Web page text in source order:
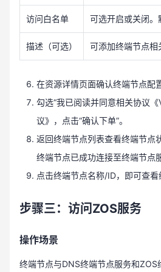
访问白名单 可选开启或关闭
描述（可选） 可添加终端节点相
在资源详情页面确认终端节点配
勾选“我已阅读并同意相关协议
议》，点击“确认下单”。
返回终端节点列表查看终端节点
终端节点已成功连接至终端节点
点击终端节点名称/ID，即可查看
步骤三：访问ZOS服务
操作场景
终端节点与DNS终端节点服务和ZOS